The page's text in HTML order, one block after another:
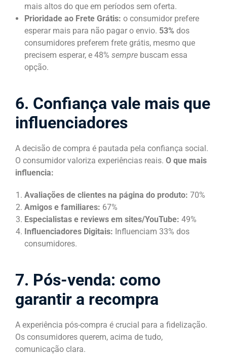
mais altos do que em períodos sem oferta.
Prioridade ao Frete Grátis: o consumidor prefere
esperar mais para não pagar o envio. 53% dos
consumidores preferem frete grátis, mesmo que
precisem esperar, e 48% sempre buscam essa
opção.
6. Confiança vale mais que
influenciadores
A decisão de compra é pautada pela confiança social.
O consumidor valoriza experiências reais. O que mais
influencia:
Avaliações de clientes na página do produto: 70%
Amigos e familiares: 67%
Especialistas e reviews em sites/YouTube: 49%
Influenciadores Digitais: Influenciam 33% dos
consumidores.
7. Pós-venda: como
garantir a recompra
A experiência pós-compra é crucial para a fidelização.
Os consumidores querem, acima de tudo,
comunicação clara.